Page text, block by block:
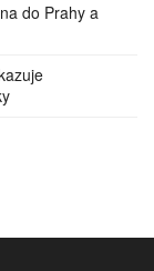
do Prahy a